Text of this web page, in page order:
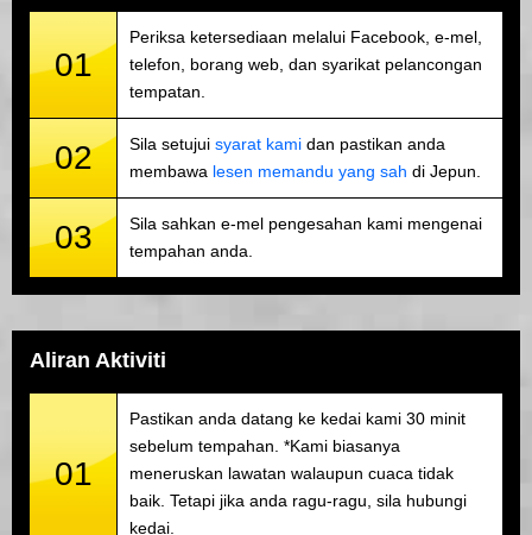
01
Periksa ketersediaan melalui Facebook, e-mel,
telefon, borang web, dan syarikat pelancongan
tempatan.
02 Sila setujui syarat kami dan pastikan anda
membawa lesen memandu yang sah di Jepun.
03
Sila sahkan e-mel pengesahan kami mengenai
tempahan anda.
Aliran Aktiviti
01
Pastikan anda datang ke kedai kami 30 minit
sebelum tempahan. *Kami biasanya
meneruskan lawatan walaupun cuaca tidak
baik. Tetapi jika anda ragu-ragu, sila hubungi
kedai.